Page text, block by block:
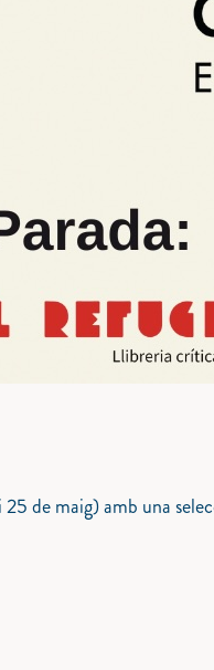
de maig) amb una